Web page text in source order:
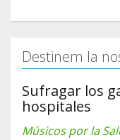
Destinem la
Sufragar los
hospitales
Músicos por la